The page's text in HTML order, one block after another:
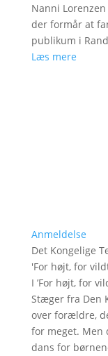
Nanni
der formår at
publikum i
Læs mere
Anmeldelse
Det Kongelige
'For højt, for
I ’For højt, for
Stæger fra Den
over forældre,
for meget. Men
dans for